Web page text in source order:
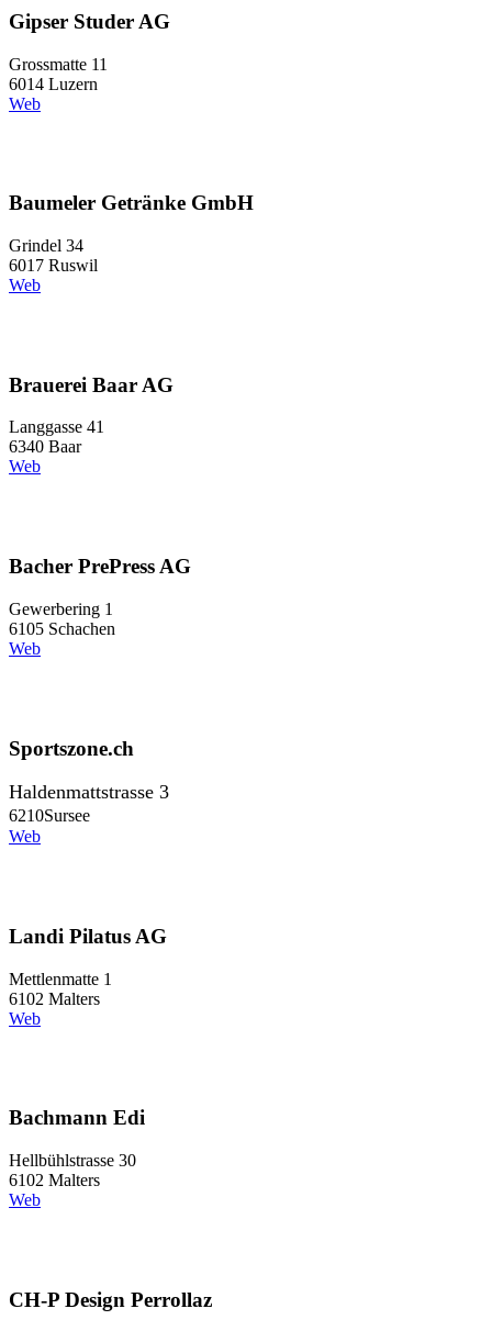
Gipser Studer AG
Grossmatte 11
6014 Luzern
Web
Baumeler Getränke GmbH
Grindel 34
6017 Ruswil
Web
Brauerei Baar AG
Langgasse 41
6340 Baar
Web
Bacher PrePress AG
Gewerbering 1
6105 Schachen
Web
Sportszone.ch
Haldenmattstrasse 3
6210Sursee
Web
Landi Pilatus AG
Mettlenmatte 1
6102 Malters
Web
Bachmann Edi
Hellbühlstrasse 30
6102 Malters
Web
CH-P Design Perrollaz